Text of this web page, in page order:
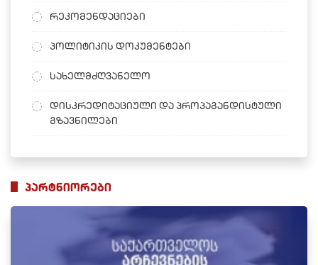
რეკომენდაციები
პოლიტიკის დოკუმენტები
სახელმძღვანელო
დისკრედიტაციული და პროპაგანდისტული
გზავნილები
პარტნიორები